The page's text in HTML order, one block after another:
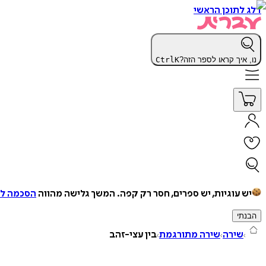
דלג לתוכן הראשי
נו, איך קראו לספר הזה? CtrlK
יש עוגיות, יש ספרים, חסר רק קפה. המשך גלישה מהווה הסכמה
הבנתי
שירה שירה מתורגמת בין עצי-זהב